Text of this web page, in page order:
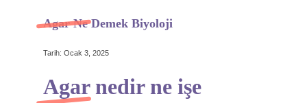
Hakkımızda
Agar Ne Demek Biyoloji
Tarih: Ocak 3, 2025
Agar nedir ne işe